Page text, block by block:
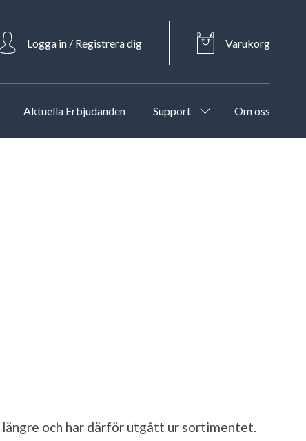
Logga in / Registrera dig Varukorg
Aktuella Erbjudanden Support Om oss
och har därför utgått ur sortimentet.